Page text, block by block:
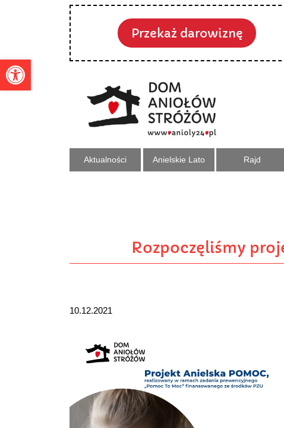
Otwórz pasek narzędzi
Przekaż darowiznę
Aktualności Anielskie Lato Rajd
Rozpoczęliśmy
10.12.2021